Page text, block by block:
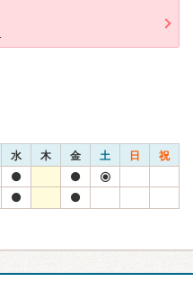
水 木 金 土 日 祝